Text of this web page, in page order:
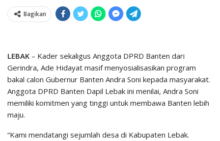
Bagikan
LEBAK – Kader sekaligus Anggota DPRD Banten dari
Gerindra, Ade Hidayat masif menyosialisasikan program
bakal calon Gubernur Banten Andra Soni kepada masyarakat.
Anggota DPRD Banten Dapil Lebak ini menilai, Andra Soni
memiliki komitmen yang tinggi untuk membawa Banten lebih
maju.
“Kami mendatangi sejumlah desa di Kabupaten Lebak.